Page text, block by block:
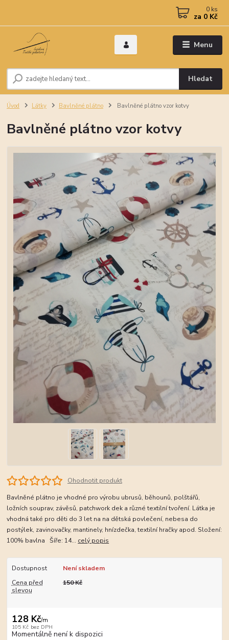
Menu
Hledat
0 ks
za 0 Kč
Úvod Látky Bavlněné plátno Bavlněné plátno vzor kotvy
Bavlněné plátno vzor kotvy
Ohodnotit produkt
Bavlněné plátno je vhodné pro výrobu ubrusů, běhounů, polštářů,
ložních souprav, závěsů, patchwork dek a různé textilní tvoření. Látka je
vhodná také pro děti do 3 let na na dětská povlečení, nebesa do
postýlek, zavinovačky, mantinely, hnízdečka, textilní hračky apod. Složení:
100% bavlna Šíře: 14... celý popis
Dostupnost
Není skladem
Cena před
slevou
150 Kč
128 Kč/m
105 Kč bez DPH
Momentálně není k dispozici